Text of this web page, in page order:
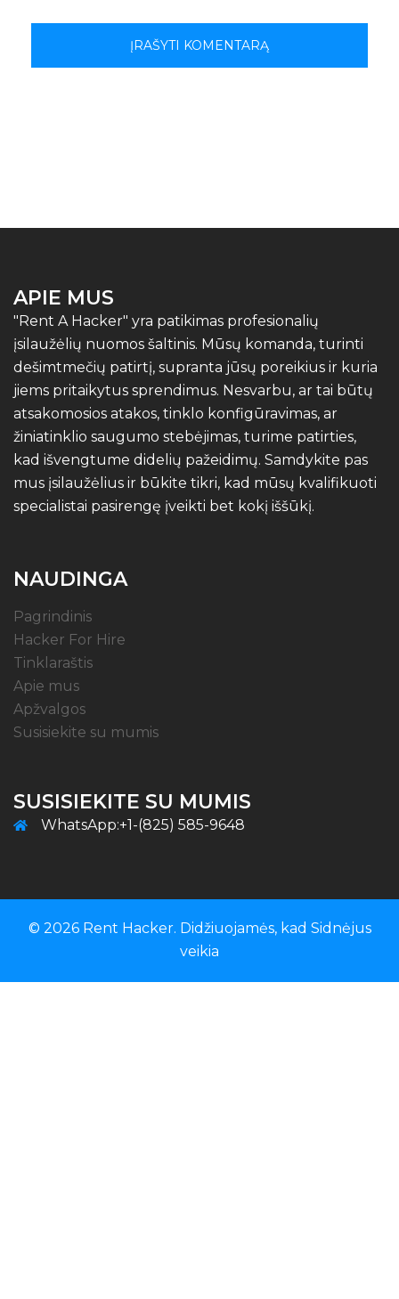
APIE MUS
"Rent A Hacker" yra patikimas profesionalių
įsilaužėlių nuomos šaltinis. Mūsų komanda, turinti
dešimtmečių patirtį, supranta jūsų poreikius ir kuria
jiems pritaikytus sprendimus. Nesvarbu, ar tai būtų
atsakomosios atakos, tinklo konfigūravimas, ar
žiniatinklio saugumo stebėjimas, turime patirties,
kad išvengtume didelių pažeidimų. Samdykite pas
mus įsilaužėlius ir būkite tikri, kad mūsų kvalifikuoti
specialistai pasirengę įveikti bet kokį iššūkį.
NAUDINGA
Pagrindinis
Hacker For Hire
Tinklaraštis
Apie mus
Apžvalgos
Susisiekite su mumis
SUSISIEKITE SU MUMIS
WhatsApp:+1-(825) 585-9648
© 2026 Rent Hacker. Didžiuojamės, kad Sidnėjus
veikia